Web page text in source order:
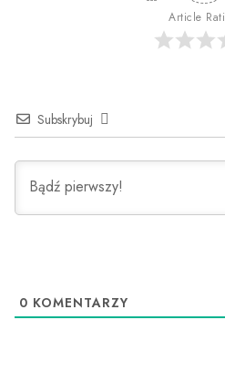
Article
Subskrybuj
0 KOMENTARZY